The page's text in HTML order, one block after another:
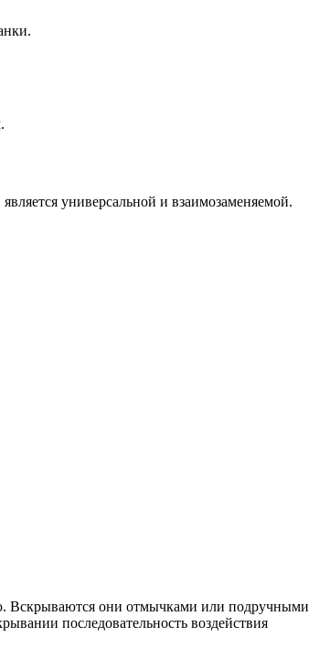
универсальной и взаимозаменяемой.
Вскрываются они отмычками или подручными
последовательность воздействия